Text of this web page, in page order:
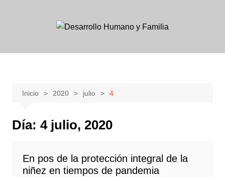
Inicio 2020 julio 4
Día: 4 julio, 2020
En pos de la protección integral de la
niñez en tiempos de pandemia